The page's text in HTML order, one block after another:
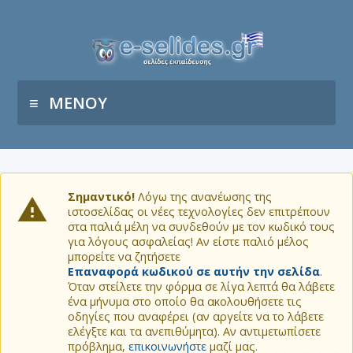
ΜΕΝΟΥ
Σημαντικό! Λόγω της ανανέωσης της
ιστοσελίδας οι νέες τεχνολογίες δεν επιτρέπουν
στα παλιά μέλη να συνδεθούν με τον κωδικό τους
για λόγους ασφαλείας! Αν είστε παλιό μέλος
μπορείτε να ζητήσετε
Επαναφορά κωδικού σε αυτήν την σελίδα.
Όταν στείλετε την φόρμα σε λίγα λεπτά θα λάβετε
ένα μήνυμα στο οποίο θα ακολουθήσετε τις
οδηγίες που αναφέρει (αν αργείτε να το λάβετε
ελέγξτε και τα ανεπιθύμητα). Αν αντιμετωπίσετε
πρόβλημα, επικοινωνήστε μαζί μας.